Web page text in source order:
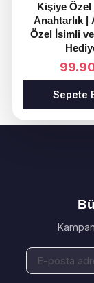
Kişiye Özel
Anahtarlık |
Özel İsimli
Sepete